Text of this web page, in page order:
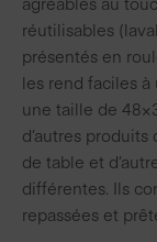
réutilisables
présentés en
les rend faciles à
une taille de
d’autres
de table et
différentes. Ils
repassées et